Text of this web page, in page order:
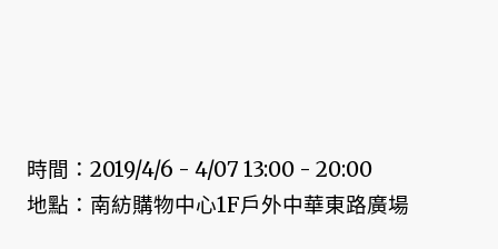
時間：2019/4/6 - 4/07 13:00 - 20:00
地點：南紡購物中心1F戶外中華東路廣場